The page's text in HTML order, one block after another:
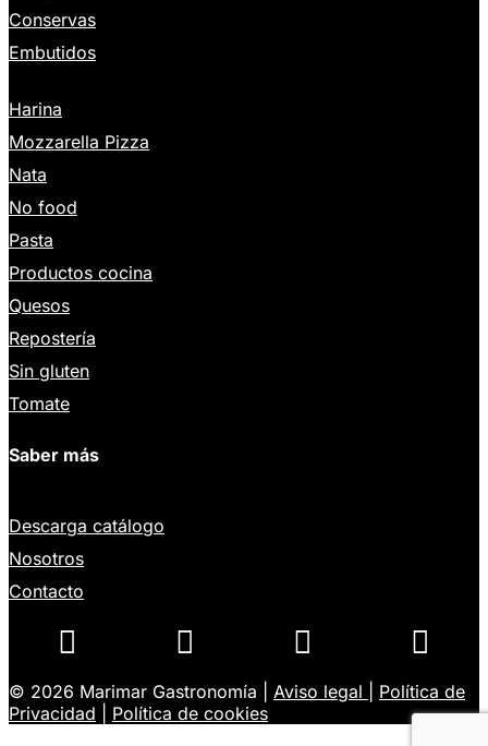
Conservas
Embutidos
Harina
Mozzarella Pizza
Nata
No food
Pasta
Productos cocina
Quesos
Repostería
Sin gluten
Tomate
Saber más
Descarga catálogo
Nosotros
Contacto
   
© 2026 Marimar Gastronomía | Aviso legal
Política de
Privacidad
Política de cookies